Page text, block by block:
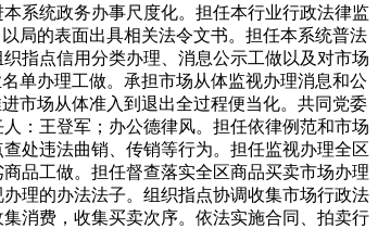
系统政务办事尺度化。担任本行业行政法律监
局的表面出具相关法令文书。担任本系统普法
指点信用分类办理、消息公示工做以及对市场
单办理工做。承担市场从体监视办理消息和公
市场从体准入到退出全过程便当化。共同党委
：王登军；办公德律风。担任依律例范和市场
处违法曲销、传销等行为。担任监视办理全区
品工做。担任督查落实全区商品买卖市场办理
理的办法法子。组织指点协调收集市场行政法
消费，收集买卖次序。依法实施合同、拍卖行